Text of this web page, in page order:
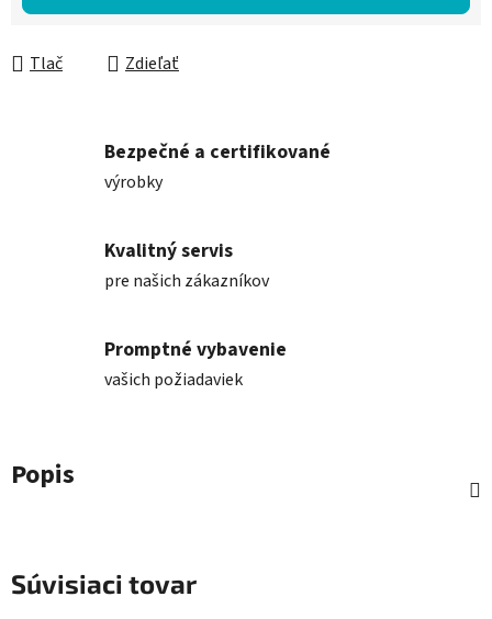
Tlač Zdieľať
Bezpečné a certifikované
výrobky
Kvalitný servis
pre našich zákazníkov
Promptné vybavenie
vašich požiadaviek
Popis
Súvisiaci tovar